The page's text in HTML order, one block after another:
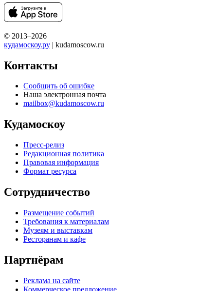
© 2013–2026
кудамоскоу.ру | kudamoscow.ru
Контакты
Сообщить об ошибке
Наша электронная почта
mailbox@kudamoscow.ru
Кудамоскоу
Пресс-релиз
Редакционная политика
Правовая информация
Формат ресурса
Сотрудничество
Размещение событий
Требования к материалам
Музеям и выставкам
Ресторанам и кафе
Партнёрам
Реклама на сайте
Коммерческое предложение